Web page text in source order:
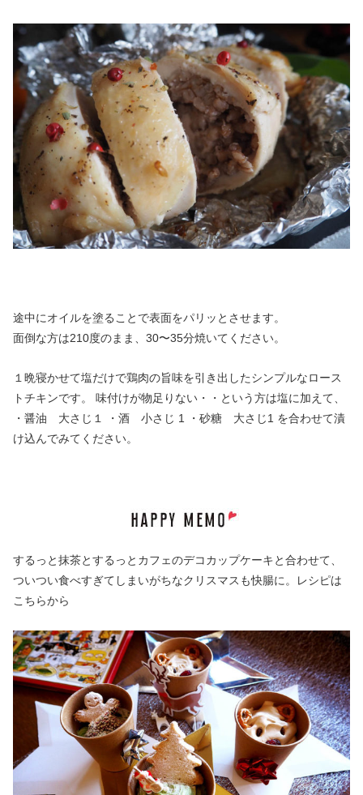
途中にオイルを塗ることで表面をパリッとさせます。
面倒な方は210度のまま、30〜35分焼いてください。
１晩寝かせて塩だけで鶏肉の旨味を引き出したシンプルなロース
トチキンです。 味付けが物足りない・・という方は塩に加えて、
・醤油 大さじ１ ・酒 小さじ 1 ・砂糖 大さじ1 を合わせて漬
け込んでみてください。
するっと抹茶とするっとカフェのデコカップケーキと合わせて、
ついつい食べすぎてしまいがちなクリスマスも快腸に。レシピは
こちらから